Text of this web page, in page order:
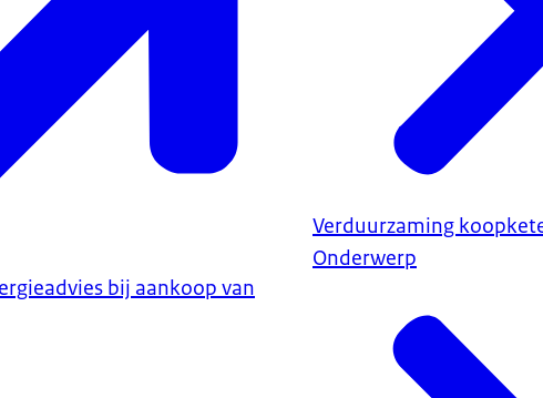
bij aankoop van
Verduurzaming
Onderwerp